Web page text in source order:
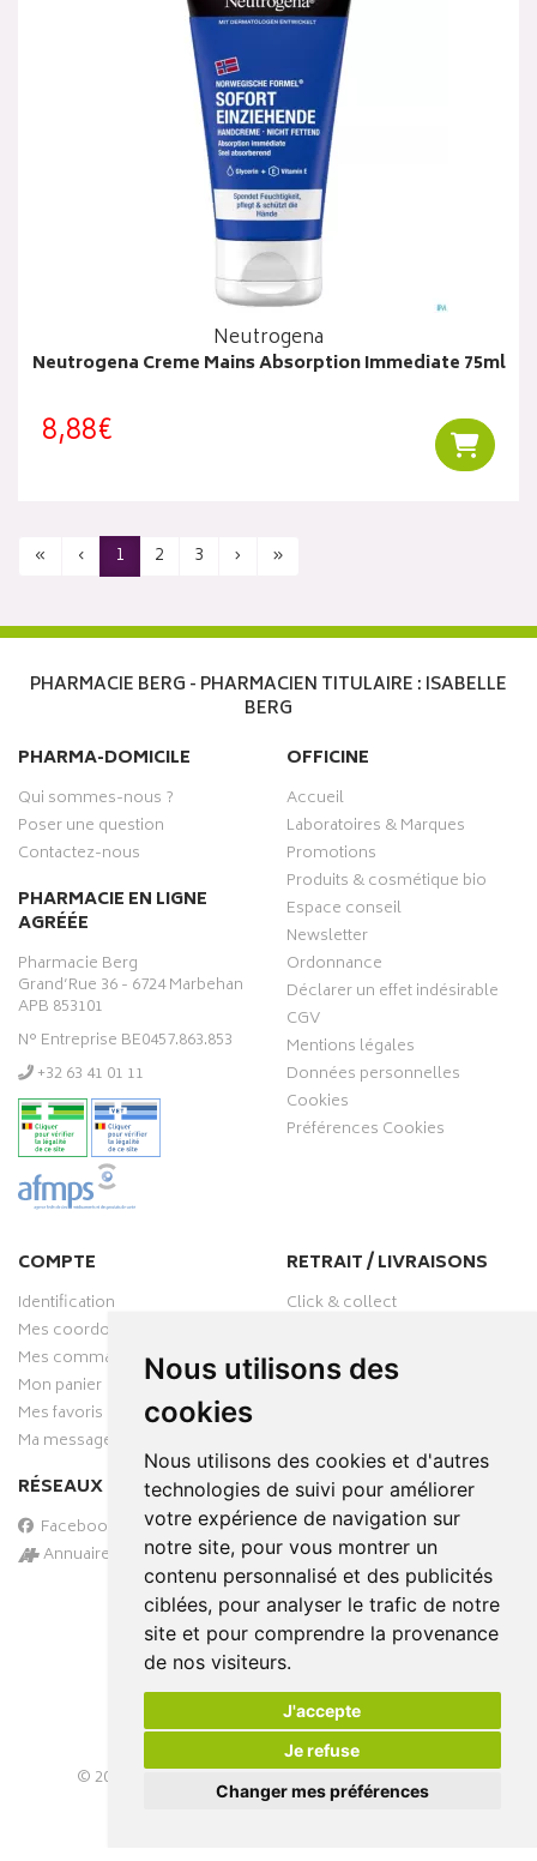
Nous utilisons des
cookies
Nous utilisons des cookies et d'autres
technologies de suivi pour améliorer
votre expérience de navigation sur
notre site, pour vous montrer un
contenu personnalisé et des publicités
ciblées, pour analyser le trafic de notre
site et pour comprendre la provenance
de nos visiteurs.
J'accepte
Je refuse
Changer mes préférences
Neutrogena
Neutrogena Creme Mains Absorption Immediate 75ml
8,88€
« ‹ 1 2 3 › »
PHARMACIE BERG - PHARMACIEN TITULAIRE : ISABELLE
BERG
PHARMA-DOMICILE
Qui sommes-nous ?
Poser une question
Contactez-nous
PHARMACIE EN LIGNE
AGRÉÉE
Pharmacie Berg
Grand’Rue 36 - 6724 Marbehan
APB 853101
N° Entreprise BE0457.863.853
‭+32 63 41 01 11‬
OFFICINE
Accueil
Laboratoires & Marques
Promotions
Produits & cosmétique bio
Espace conseil
Newsletter
Ordonnance
Déclarer un effet indésirable
CGV
Mentions légales
Données personnelles
Cookies
Préférences Cookies
COMPTE
Identification
Mes coordonnées
Mes commandes
Mon panier
Mes favoris
Ma messagerie
RÉSEAUX SOCIAUX
Facebook
Annuaire des pharmacies
RETRAIT / LIVRAISONS
Click & collect
PAIEMENT SÉCURISÉ
© 2026 PHARMA-DOMICILE – Tous droits réservés –
Apotekisto Pharmacie Cloud